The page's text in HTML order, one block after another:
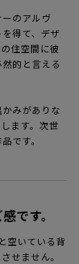
ーのアルヴ
得て、デザ
住空間に彼
的と言える
みがありな
ます。次世
です。
です。
空いている背
せません。